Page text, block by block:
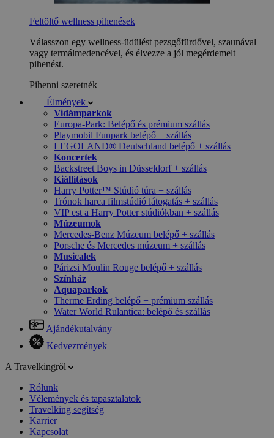
Feltöltő wellness pihenések
Válasszon egy wellness-üdülést pezsgőfürdővel, szaunával
vagy termálmedencével, és élvezze a jól megérdemelt
pihenést.
Pihenni szeretnék
Élmények
Vidámparkok
Europa-Park: Belépő és prémium szállás
Playmobil Funpark belépő + szállás
LEGOLAND® Deutschland belépő + szállás
Koncertek
Backstreet Boys in Düsseldorf + szállás
Kiállítások
Harry Potter™ Stúdió túra + szállás
Trónok harca filmstúdió látogatás + szállás
VIP est a Harry Potter stúdiókban + szállás
Múzeumok
Mercedes-Benz Múzeum belépő + szállás
Porsche és Mercedes múzeum + szállás
Musicalek
Párizsi Moulin Rouge belépő + szállás
Színház
Aquaparkok
Therme Erding belépő + prémium szállás
Water World Rulantica: belépő és szállás
Ajándékutalvány
Kedvezmények
A Travelkingről
Rólunk
Vélemények és tapasztalatok
Travelking segítség
Karrier
Kapcsolat